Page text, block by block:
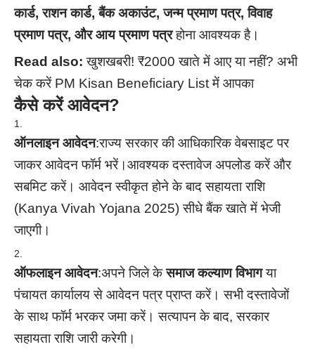
कार्ड, राशन कार्ड, बैंक अकाउंट, जन्म प्रमाण पत्र, विवाह
प्रमाण पत्र, और आय प्रमाण पत्रहोना आवश्यक है।
Read also: खुशखबरी! ₹2000 खाते में आए या नहीं? अभी
चेक करें PM Kisan Beneficiary List में आपका
कैसे करें आवेदन?
ऑनलाइन आवेदन:राज्य सरकार की आधिकारिक वेबसाइट पर
जाकर आवेदन फॉर्म भरें।आवश्यक दस्तावेज अपलोड करें और
सबमिट करें। आवेदन स्वीकृत होने के बाद सहायता राशि
(Kanya Vivah Yojana 2025) सीधे बैंक खाते में भेजी
जाएगी।
ऑफलाइन आवेदन:अपने जिले केसमाज कल्याण विभागया
पंचायत कार्यालय से आवेदन पत्र प्राप्त करें। सभी दस्तावेजों
के साथ फॉर्म भरकर जमा करें। सत्यापन के बाद, सरकार
सहायता राशि जारी करेगी।